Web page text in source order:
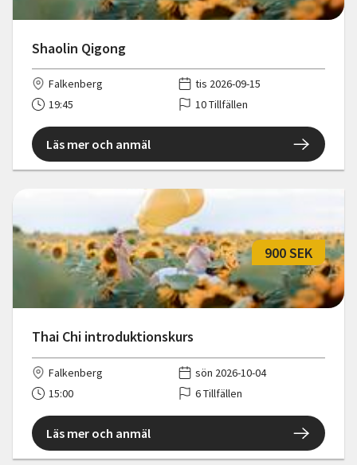
Shaolin Qigong
Falkenberg
tis 2026-09-15
19:45
10 Tillfällen
Läs mer och anmäl
Thai Chi introduktionskurs
900 SEK
Falkenberg
sön 2026-10-04
15:00
6 Tillfällen
Läs mer och anmäl